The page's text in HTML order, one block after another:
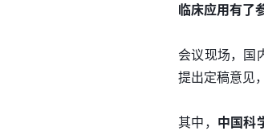
临床应用有了
会议现场，国
提出定稿意见
其中， 中国科